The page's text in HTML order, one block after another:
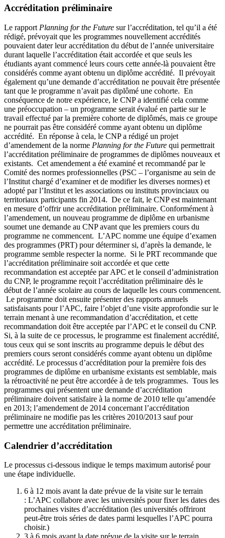
Accréditation préliminaire
Le rapport Planning for the Future sur l’accréditation, tel qu’il a été
rédigé, prévoyait que les programmes nouvellement accrédités
pouvaient dater leur accréditation du début de l’année universitaire
durant laquelle l’accréditation était accordée et que seuls les
étudiants ayant commencé leurs cours cette année-là pouvaient être
considérés comme ayant obtenu un diplôme accrédité. Il prévoyait
également qu’une demande d’accréditation ne pouvait être présentée
tant que le programme n’avait pas diplômé une cohorte. En
conséquence de notre expérience, le CNP a identifié cela comme
une préoccupation – un programme serait évalué en partie sur le
travail effectué par la première cohorte de diplômés, mais ce groupe
ne pourrait pas être considéré comme ayant obtenu un diplôme
accrédité. En réponse à cela, le CNP a rédigé un projet
d’amendement de la norme Planning for the Future qui permettrait
l’accréditation préliminaire de programmes de diplômes nouveaux et
existants. Cet amendement a été examiné et recommandé par le
Comité des normes professionnelles (PSC – l’organisme au sein de
l’Institut chargé d’examiner et de modifier les diverses normes) et
adopté par l’Institut et les associations ou instituts provinciaux ou
territoriaux participants fin 2014. De ce fait, le CNP est maintenant
en mesure d’offrir une accréditation préliminaire. Conformément à
l’amendement, un nouveau programme de diplôme en urbanisme
soumet une demande au CNP avant que les premiers cours du
programme ne commencent. L’APC nomme une équipe d’examen
des programmes (PRT) pour déterminer si, d’après la demande, le
programme semble respecter la norme. Si le PRT recommande que
l’accréditation préliminaire soit accordée et que cette
recommandation est acceptée par APC et le conseil d’administration
du CNP, le programme reçoit l’accréditation préliminaire dès le
début de l’année scolaire au cours de laquelle les cours commencent.
Le programme doit ensuite présenter des rapports annuels
satisfaisants pour l’APC, faire l’objet d’une visite approfondie sur le
terrain menant à une recommandation d’accréditation, et cette
recommandation doit être acceptée par l’APC et le conseil du CNP.
Si, à la suite de ce processus, le programme est finalement accrédité,
tous ceux qui se sont inscrits au programme depuis le début des
premiers cours seront considérés comme ayant obtenu un diplôme
accrédité. Le processus d’accréditation pour la première fois des
programmes de diplôme en urbanisme existants est semblable, mais
la rétroactivité ne peut être accordée à de tels programmes. Tous les
programmes qui présentent une demande d’accréditation
préliminaire doivent satisfaire à la norme de 2010 telle qu’amendée
en 2013; l’amendement de 2014 concernant l’accréditation
préliminaire ne modifie pas les critères 2010/2013 sauf pour
permettre une accréditation préliminaire.
Calendrier d’accréditation
Le processus ci-dessous indique le temps maximum autorisé pour
une étape individuelle.
6 à 12 mois avant la date prévue de la visite sur le terrain
: L’APC collabore avec les universités pour fixer les dates des
prochaines visites d’accréditation (les universités offriront
peut-être trois séries de dates parmi lesquelles l’APC pourra
choisir.)